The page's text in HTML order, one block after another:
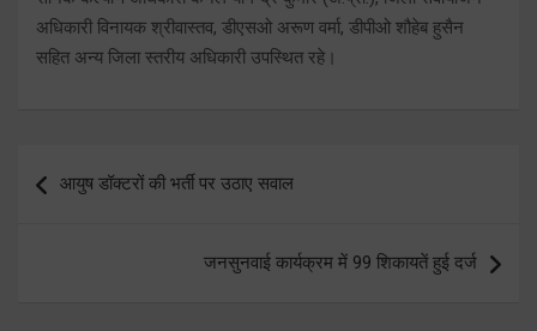
अधिकारी विनायक श्रीवास्तव, डीएसओ अरूण वर्मा, डीपीओ शौहेब हुसैन
सहित अन्य जिला स्तरीय अधिकारी उपस्थित रहे।
navigation
आयुष डॉक्टरों की भर्ती पर उठाए सवाल
जनसुनवाई कार्यक्रम में 99 शिकायतें हुई दर्ज